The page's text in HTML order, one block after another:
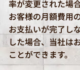
率が変更された場
お客様の月額費用
お支払いが完了し
した場合、当社は
ことができます。